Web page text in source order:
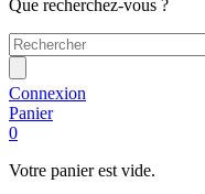
Que recherchez-vous ?
Connexion
Panier
0
Votre panier est vide.